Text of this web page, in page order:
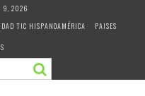
9, 2026
TIC HISPANOAMÉRICA
PAISES